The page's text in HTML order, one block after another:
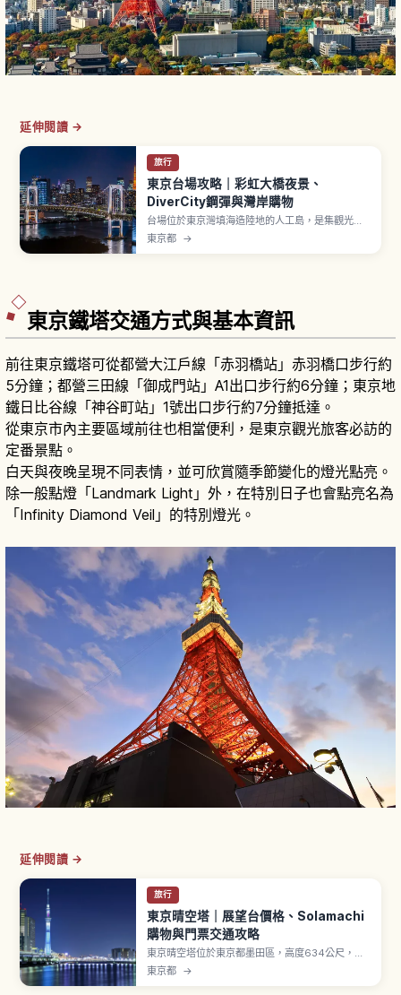
延伸閱讀 →
旅行
東京台場攻略｜彩虹大橋夜景、
DiverCity鋼彈與灣岸購物
台場位於東京灣填海造陸地的人工島，是集觀光、
購物、娛樂於一身的東京代表性海濱區域。「彩虹
大橋」設有「Rainbow Promenade」全長約1.7
東京都 →
東京鐵塔交通方式與基本資訊
前往東京鐵塔可從都營大江戶線「赤羽橋站」赤羽橋口步行約
5分鐘；都營三田線「御成門站」A1出口步行約6分鐘；東京地
鐵日比谷線「神谷町站」1號出口步行約7分鐘抵達。
從東京市內主要區域前往也相當便利，是東京觀光旅客必訪的
定番景點。
白天與夜晚呈現不同表情，並可欣賞隨季節變化的燈光點亮。
除一般點燈「Landmark Light」外，在特別日子也會點亮名為
「Infinity Diamond Veil」的特別燈光。
延伸閱讀 →
旅行
東京晴空塔｜展望台價格、Solamachi
購物與門票交通攻略
東京晴空塔位於東京都墨田區，高度634公尺，是
世界最大級的自立式電波塔之一，2012年開幕。
「天望甲板」位於地上350公尺。「天望回廊」位
東京都 →